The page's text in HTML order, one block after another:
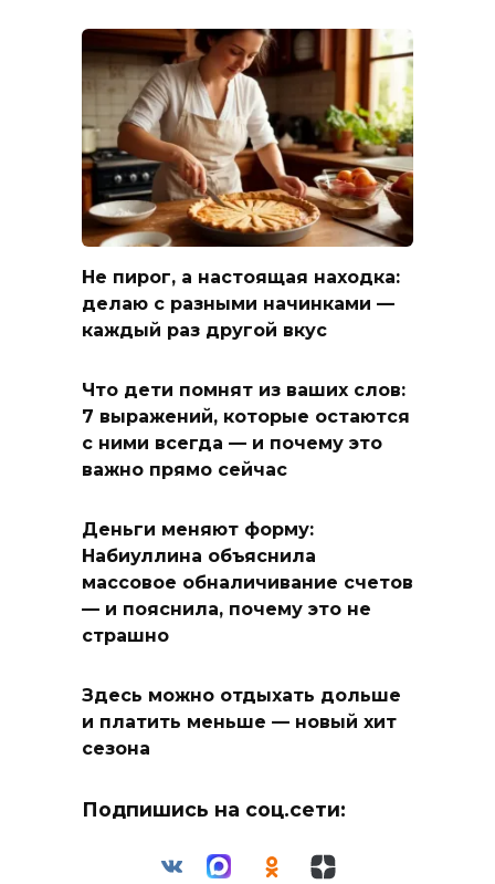
Не пирог, а настоящая находка:
делаю с разными начинками —
каждый раз другой вкус
Что дети помнят из ваших слов:
7 выражений, которые остаются
с ними всегда — и почему это
важно прямо сейчас
Деньги меняют форму:
Набиуллина объяснила
массовое обналичивание счетов
— и пояснила, почему это не
страшно
Здесь можно отдыхать дольше
и платить меньше — новый хит
сезона
Подпишись на соц.сети: